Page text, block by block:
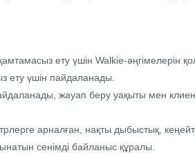
ету үшін Walkie-әңгімелерін
ету үшін пайдаланады.
жауап беру уақыты мен
арналған, нақты дыбыстық,
сенімді байланыс құралы.